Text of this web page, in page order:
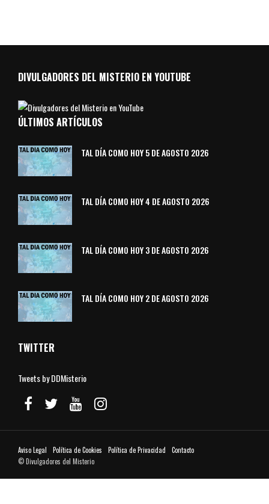
DIVULGADORES DEL MISTERIO EN YOUTUBE
ÚLTIMOS ARTÍCULOS
TAL DÍA COMO HOY 5 DE AGOSTO 2026
TAL DÍA COMO HOY 4 DE AGOSTO 2026
TAL DÍA COMO HOY 3 DE AGOSTO 2026
TAL DÍA COMO HOY 2 DE AGOSTO 2026
TWITTER
Tweets by DDMisterio
Aviso Legal Política de Cookies Política de Privacidad
Contacto
© Divulgadores del Misterio